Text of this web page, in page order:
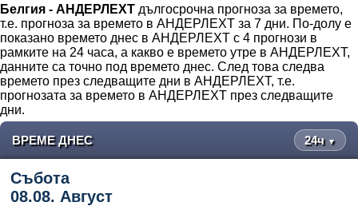
Белгия - АНДЕРЛЕХТ дългосрочна прогноза за времето,
т.е. прогноза за времето в АНДЕРЛЕХТ за 7 дни. По-долу е
показано времето днес в АНДЕРЛЕХТ с 4 прогнози в
рамките на 24 часа, а какво е времето утре в АНДЕРЛЕХТ,
данните са точно под времето днес. След това следва
времето през следващите дни в АНДЕРЛЕХТ, т.е.
прогнозата за времето в АНДЕРЛЕХТ през следващите
дни.
ВРЕМЕ ДНЕС 24ч ▼
Събота
08.08. Август